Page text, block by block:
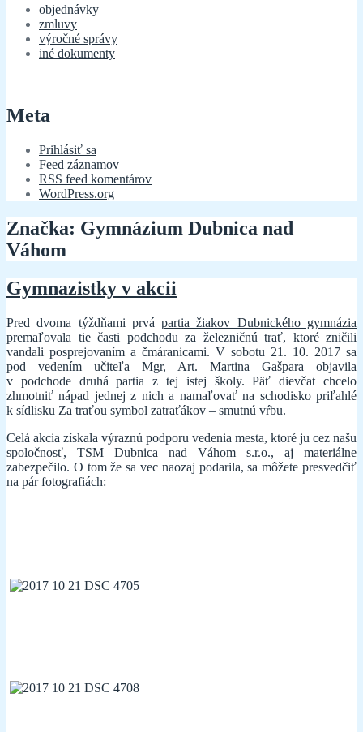
objednávky
zmluvy
výročné správy
iné dokumenty
Meta
Prihlásiť sa
Feed záznamov
RSS feed komentárov
WordPress.org
Značka: Gymnázium Dubnica nad
Váhom
Gymnazistky v akcii
Pred dvoma týždňami prvápartia žiakov Dubnického gymnázia
premaľovala tie časti podchodu za železničnú trať, ktoré zničili
vandali posprejovaním a čmáranicami. V sobotu 21. 10. 2017 sa
pod vedením učiteľa Mgr, Art. Martina Gašpara objavila
v podchode druhá partia z tej istej školy. Päť dievčat chcelo
zhmotniť nápad jednej z nich a namaľovať na schodisko priľahlé
k sídlisku Za traťou symbol zatraťákov – smutnú vŕbu.
Celá akcia získala výraznú podporu vedenia mesta, ktoré ju cez našu
spoločnosť, TSM Dubnica nad Váhom s.r.o., aj materiálne
zabezpečilo. O tom že sa vec naozaj podarila, sa môžete presvedčiť
na pár fotografiách: